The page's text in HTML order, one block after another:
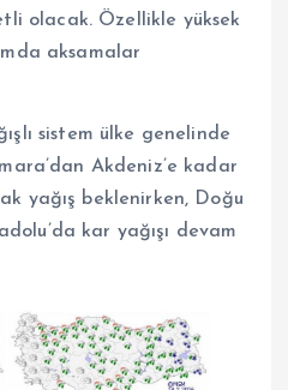
olacak. Özellikle yüksek
aksamalar
sistem ülke genelinde
Akdeniz’e kadar
yağış beklenirken, Doğu
kar yağışı devam